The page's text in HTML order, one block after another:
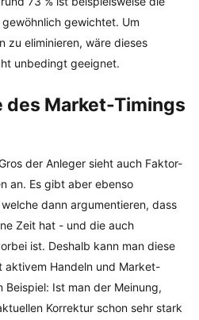
gewichtet. Um
zu eliminieren, wäre dieses
unbedingt geeignet.
des Market-Timings
der Anleger sieht auch Faktor-
an. Es gibt aber ebenso
dann argumentieren, dass
Zeit hat - und die auch
ist. Deshalb kann man diese
aktivem Handeln und Market-
Beispiel: Ist man der Meinung,
Korrektur schon sehr stark